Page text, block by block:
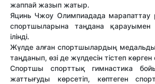
жаппай жазып жатыр.
Яцинь Чжоу Олимпиадада марапаттау
спортшыларына таңдана қарауымен
ілінді.
Жүлде алған спортшылардың медальды
таңданып, өзі де жүлдесін тістеп көрген
Спортшы спорттық гимнастика
жаттығуды көрсетіп, көптеген